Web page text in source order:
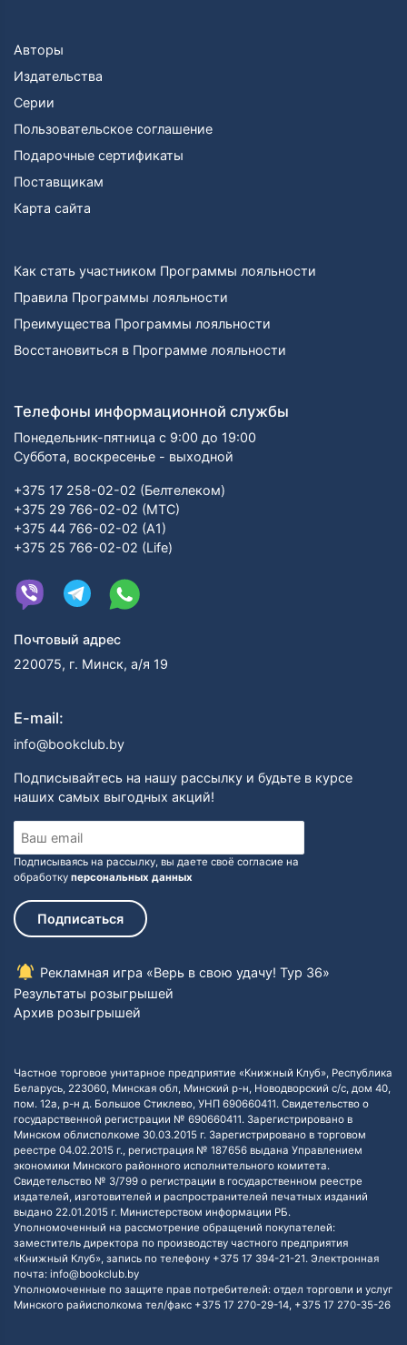
Авторы
Издательства
Серии
Пользовательское соглашение
Подарочные сертификаты
Поставщикам
Карта сайта
Как стать участником Программы лояльности
Правила Программы лояльности
Преимущества Программы лояльности
Восстановиться в Программе лояльности
Телефоны информационной службы
Понедельник-пятница с 9:00 до 19:00
Суббота, воскресенье - выходной
+375 17 258-02-02 (Белтелеком)
+375 29 766-02-02 (МТС)
+375 44 766-02-02 (А1)
+375 25 766-02-02 (Life)
Почтовый адрес
220075, г. Минск, а/я 19
E-mail:
info@bookclub.by
Подписывайтесь на нашу рассылку и будьте в курсе
наших самых выгодных акций!
Подписываясь на рассылку, вы даете своё согласие на
обработку персональных данных
Подписаться
Рекламная игра «Верь в свою удачу! Тур 36»
Результаты розыгрышей
Архив розыгрышей
Частное торговое унитарное предприятие «Книжный Клуб», Республика
Беларусь, 223060, Минская обл, Минский р-н, Новодворский с/с, дом 40,
пом. 12а, р-н д. Большое Стиклево, УНП 690660411. Свидетельство о
государственной регистрации № 690660411. Зарегистрировано в
Минском облисполкоме 30.03.2015 г. Зарегистрировано в торговом
реестре 04.02.2015 г., регистрация № 187656 выдана Управлением
экономики Минского районного исполнительного комитета.
Свидетельство № 3/799 о регистрации в государственном реестре
издателей, изготовителей и распространителей печатных изданий
выдано 22.01.2015 г. Министерством информации РБ.
Уполномоченный на рассмотрение обращений покупателей:
заместитель директора по производству частного предприятия
«Книжный Клуб», запись по телефону +375 17 394-21-21. Электронная
почта: info@bookclub.by
Уполномоченные по защите прав потребителей: отдел торговли и услуг
Минского райисполкома тел/факс +375 17 270-29-14, +375 17 270-35-26